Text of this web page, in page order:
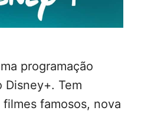
programação
Tem
famosos, nova